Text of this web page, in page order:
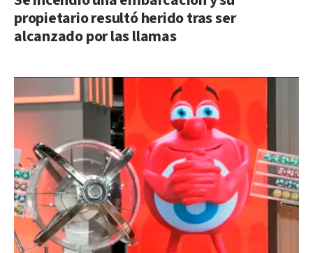
propietario resultó herido tras ser
alcanzado por las llamas